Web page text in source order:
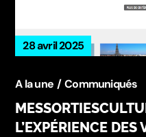
28 avril 2025
A la une Communiqués
L’EXPÉRIENCE